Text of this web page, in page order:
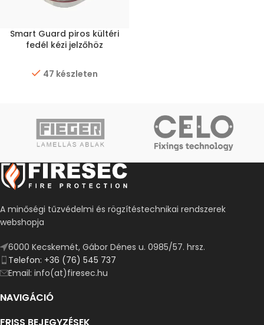
Smart Guard piros kültéri
fedél kézi jelzőhöz
47 készleten
A minőségi tűzvédelmi és rögzítéstechnikai rendszerek
webshopja
6000 Kecskemét, Gábor Dénes u. 0985/57. hrsz.
Telefon: +36 (76) 545 737
Email: info(at)firesec.hu
NAVIGÁCIÓ